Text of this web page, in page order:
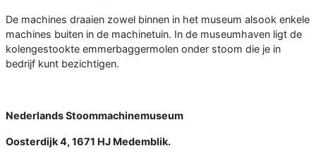
De machines draaien zowel binnen in het museum alsook enkele
machines buiten in de machinetuin. In de museumhaven ligt de
kolengestookte emmerbaggermolen onder stoom die je in
bedrijf kunt bezichtigen.
Nederlands Stoommachinemuseum
Oosterdijk 4, 1671 HJ Medemblik.